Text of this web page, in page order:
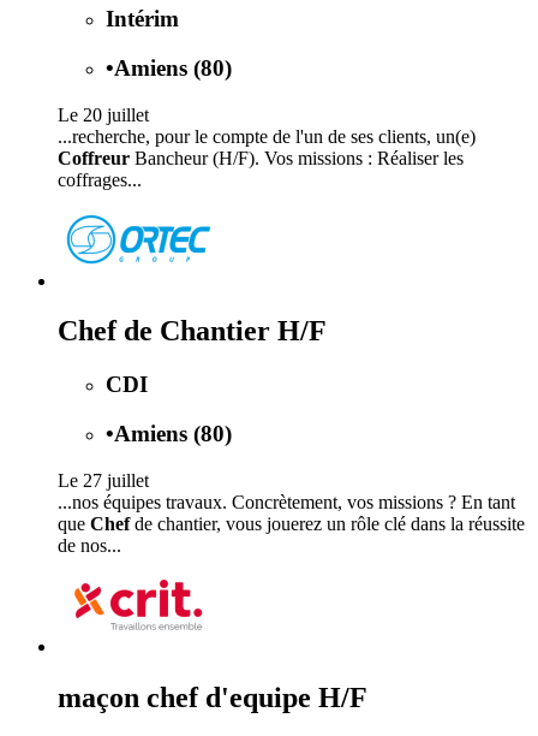
Intérim
•Amiens (80)
Le 20 juillet
...recherche, pour le compte de l'un de ses clients, un(e)
Coffreur Bancheur (H/F). Vos missions : Réaliser les
coffrages...
Chef de Chantier H/F
CDI
•Amiens (80)
Le 27 juillet
...nos équipes travaux. Concrètement, vos missions ? En tant
que Chefde chantier, vous jouerez un rôle clé dans la réussite
de nos...
maçon chef d'equipe H/F